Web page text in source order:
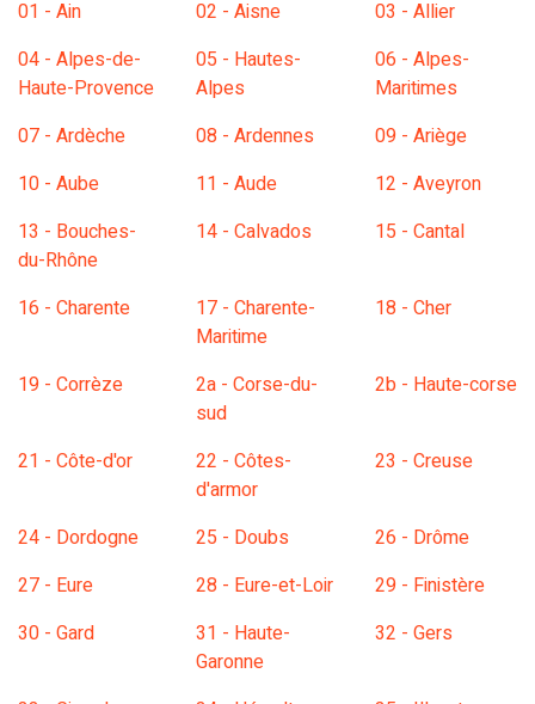
01 - Ain 02 - Aisne
03 - Allier
04 - Alpes-de-
Haute-Provence
05 - Hautes-
Alpes
06 - Alpes-
Maritimes
07 - Ardèche
08 - Ardennes
09 - Ariège
10 - Aube
11 - Aude
12 - Aveyron
13 - Bouches-
du-Rhône
14 - Calvados 15 - Cantal
16 - Charente
17 - Charente-
Maritime
18 - Cher
19 - Corrèze
2a - Corse-du-
sud
2b - Haute-corse
21 - Côte-d'or
22 - Côtes-
d'armor
23 - Creuse
24 - Dordogne 25 - Doubs
26 - Drôme
27 - Eure
28 - Eure-et-Loir
29 - Finistère
30 - Gard
31 - Haute-
Garonne
32 - Gers